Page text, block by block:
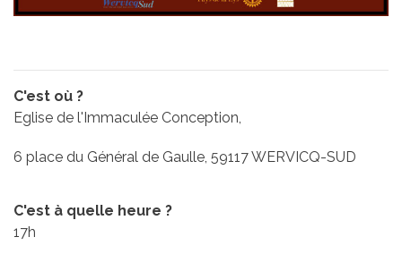
C'est où ?
Eglise de l'Immaculée Conception,
6 place du Général de Gaulle, 59117 WERVICQ-SUD
C'est à quelle heure ?
17h